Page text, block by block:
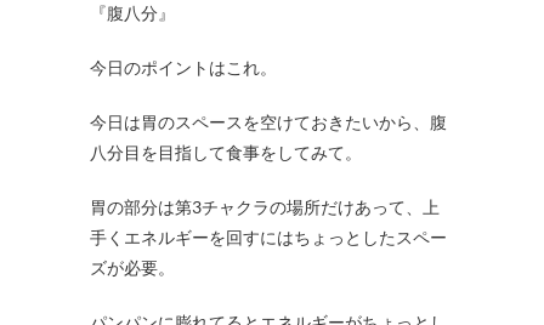
『腹八分』
今日のポイントはこれ。
今日は胃のスペースを空けておきたいから、腹
八分目を目指して食事をしてみて。
胃の部分は第3チャクラの場所だけあって、上
手くエネルギーを回すにはちょっとしたスペー
ズが必要。